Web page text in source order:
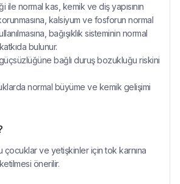
ile normal kas, kemik ve diş yapısının
kalsiyum ve fosforun normal
bağışıklık sisteminin normal
bulunur.
bağlı duruş bozukluğu riskini
normal büyüme ve kemik gelişimi
çocuklar ve yetişkinler için tok karnına
önerilir.